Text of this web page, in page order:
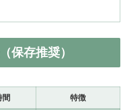
保存推奨）
間 特徴